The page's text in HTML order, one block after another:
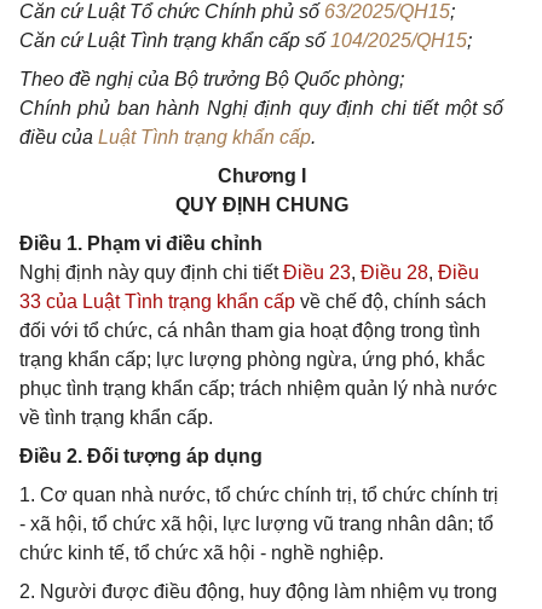
Căn cứ Luật Tổ chức Chính phủ số 63/2025/QH15;
Căn cứ Luật Tình trạng khẩn cấp số 104/2025/QH15;
Theo đề nghị của Bộ trưởng Bộ Quốc phòng;
Chính phủ ban hành Nghị định quy định chi tiết một số
điều của Luật Tình trạng khẩn cấp.
Chương I
QUY ĐỊNH CHUNG
Điều 1. Phạm vi điều chỉnh
Nghị định này quy định chi tiếtĐiều 23, Điều 28, Điều
33 của Luật Tình trạng khẩn cấp về chế độ, chính sách
đối với tổ chức, cá nhân tham gia hoạt động trong tình
trạng khẩn cấp; lực lượng phòng ngừa, ứng phó, khắc
phục tình trạng khẩn cấp; trách nhiệm quản lý nhà nước
về tình trạng khẩn cấp.
Điều 2. Đối tượng áp dụng
1. Cơ quan nhà nước, tổ chức chính trị, tổ chức chính trị
- xã hội, tổ chức xã hội, lực lượng vũ trang nhân dân; tổ
chức kinh tế, tổ chức xã hội - nghề nghiệp.
2. Người được điều động, huy động làm nhiệm vụ trong